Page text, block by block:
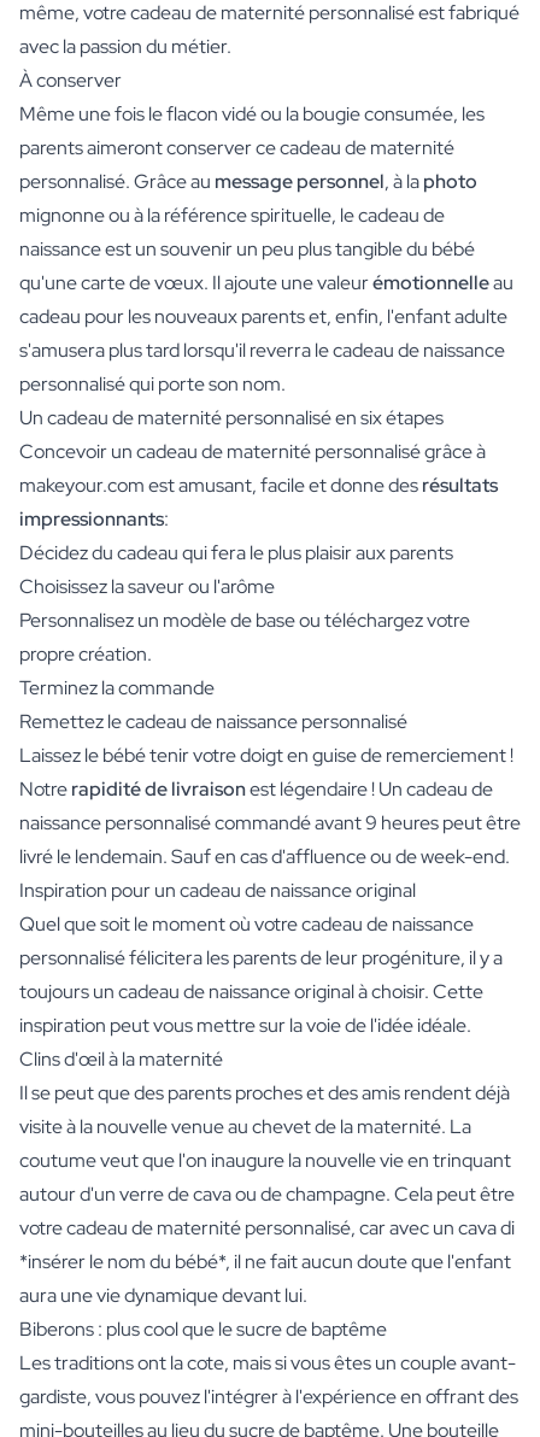
même, votre cadeau de maternité personnalisé est fabriqué
avec la passion du métier.
À conserver
Même une fois le flacon vidé ou la bougie consumée, les
parents aimeront conserver ce cadeau de maternité
personnalisé. Grâce au message personnel, à laphoto
mignonne ou à la référence spirituelle, le cadeau de
naissance est un souvenir un peu plus tangible du bébé
qu'une carte de vœux. Il ajoute une valeurémotionnelleau
cadeau pour les nouveaux parents et, enfin, l'enfant adulte
s'amusera plus tard lorsqu'il reverra le cadeau de naissance
personnalisé qui porte son nom.
Un cadeau de maternité personnalisé en six étapes
Concevoir un cadeau de maternité personnalisé grâce à
makeyour.com est amusant, facile et donne desrésultats
impressionnants:
Décidez du cadeau qui fera le plus plaisir aux parents
Choisissez la saveur ou l'arôme
Personnalisez un modèle de base ou téléchargez votre
propre création.
Terminez la commande
Remettez le cadeau de naissance personnalisé
Laissez le bébé tenir votre doigt en guise de remerciement !
Notrerapidité de livraisonest légendaire ! Un cadeau de
naissance personnalisé commandé avant 9 heures peut être
livré le lendemain. Sauf en cas d'affluence ou de week-end.
Inspiration pour un cadeau de naissance original
Quel que soit le moment où votre cadeau de naissance
personnalisé félicitera les parents de leur progéniture, il y a
toujours un cadeau de naissance original à choisir. Cette
inspiration peut vous mettre sur la voie de l'idée idéale.
Clins d'œil à la maternité
Il se peut que des parents proches et des amis rendent déjà
visite à la nouvelle venue au chevet de la maternité. La
coutume veut que l'on inaugure la nouvelle vie en trinquant
autour d'un verre de cava ou de champagne. Cela peut être
votre cadeau de maternité personnalisé, car avec un cava di
*insérer le nom du bébé*, il ne fait aucun doute que l'enfant
aura une vie dynamique devant lui.
Biberons : plus cool que le sucre de baptême
Les traditions ont la cote, mais si vous êtes un couple avant-
gardiste, vous pouvez l'intégrer à l'expérience en offrant des
mini-bouteilles au lieu du sucre de baptême. Une bouteille